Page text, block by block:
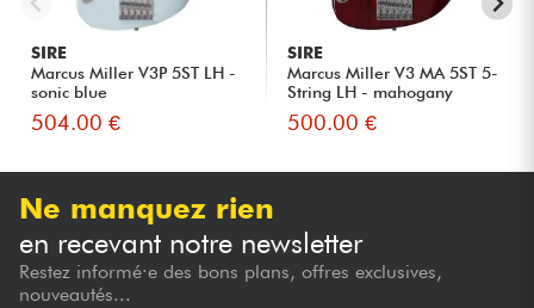
SIRE
Marcus Miller V3P 5ST LH -
sonic blue
504.00 €
SIRE
Marcus Miller V3 MA 5ST 5-
String LH - mahogany
500.00 €
Ne manquez rien
en recevant notre newsletter
Restez informé·e des bons plans, offres exclusives,
nouveautés...